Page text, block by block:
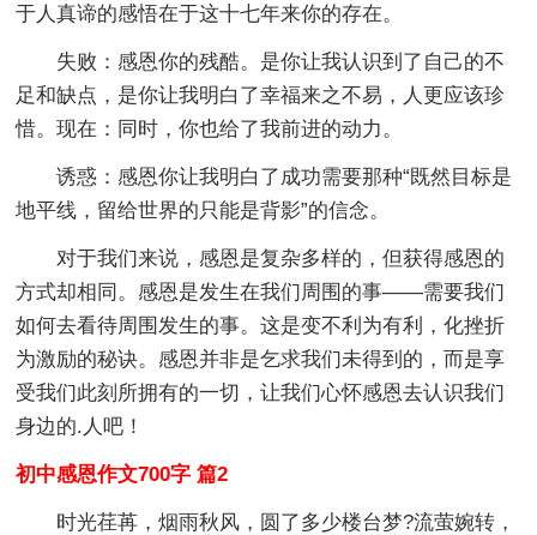
于人真谛的感悟在于这十七年来你的存在。
失败：感恩你的残酷。是你让我认识到了自己的不
足和缺点，是你让我明白了幸福来之不易，人更应该珍
惜。现在：同时，你也给了我前进的动力。
诱惑：感恩你让我明白了成功需要那种“既然目标是
地平线，留给世界的只能是背影”的信念。
对于我们来说，感恩是复杂多样的，但获得感恩的
方式却相同。感恩是发生在我们周围的事——需要我们
如何去看待周围发生的事。这是变不利为有利，化挫折
为激励的秘诀。感恩并非是乞求我们未得到的，而是享
受我们此刻所拥有的一切，让我们心怀感恩去认识我们
身边的.人吧！
初中感恩作文700字 篇2
时光荏苒，烟雨秋风，圆了多少楼台梦?流萤婉转，